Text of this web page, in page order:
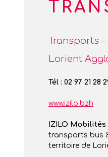
Transports
Lorient
Tél : 02 97 21
www.izilo.bzh
IZILO Mobilités
transports bus
territoire de